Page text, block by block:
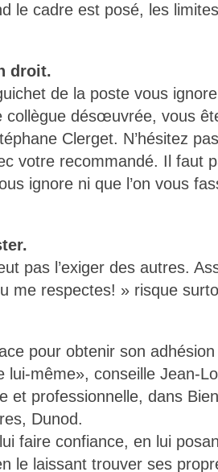
le cadre est posé, les
droit.
de la poste vous
collègue désœuvrée, vous
Clerget. N’hésitez
votre recommandé. Il faut
ignore ni que l’on vous
pas l’exiger des autres.
me respectes! » risque
pour obtenir son
lui-même», conseille Jean-
et professionnelle, dans
Dunod.
faire confiance, en lui
le laissant trouver ses